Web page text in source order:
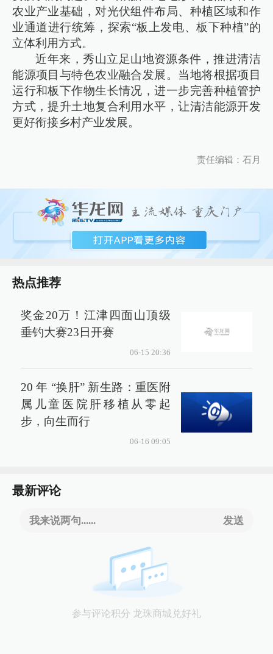
农业产业基础，对光伏组件布局、种植区域和作
业通道进行统筹，探索“板上发电、板下种植”的
立体利用方式。
近年来，秀山立足山地资源条件，推进清洁
能源项目与特色农业融合发展。当地将根据项目
运行和板下作物生长情况，进一步完善种植管护
方式，提升土地复合利用水平，让清洁能源开发
更好衔接乡村产业发展。
责任编辑：石月
热点推荐
奖金20万！江津四面山顶级
垂钓大赛23日开赛
06-15 20:36
20 年 “换肝” 新生路：重医附
属儿童医院肝移植从零起
步，向生而行
06-16 09:05
最新评论
我来说两句...... 发送
参与评论积分 龙珠商城兑好礼